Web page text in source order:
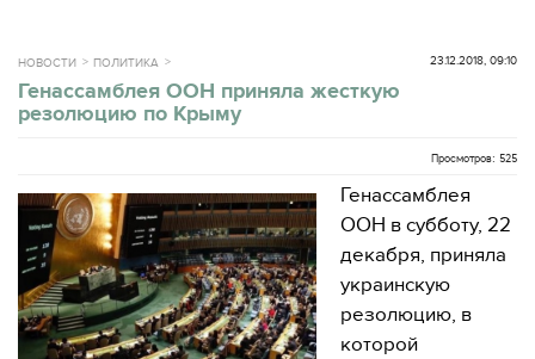
НОВОСТИ ПОЛИТИКА 23.12.2018, 09:10
Генассамблея ООН приняла жесткую
резолюцию по Крыму
Просмотров: 525
Генассамблея
ООН в субботу, 22
декабря, приняла
украинскую
резолюцию, в
которой